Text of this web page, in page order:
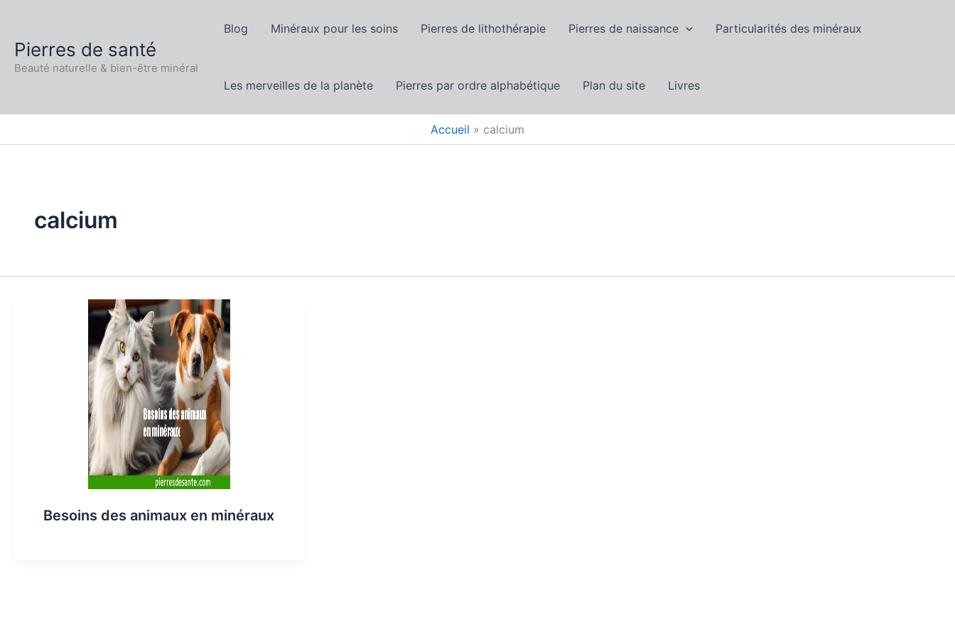
contenu
Pierres de santé
Beauté naturelle & bien-être minéral
Blog Minéraux pour les soins Pierres de lithothérapie Pierres de naissance Particularités des minéraux
Les merveilles de la planète Pierres par ordre alphabétique Plan du site Livres
Accueil calcium
calcium
Besoins des animaux en minéraux